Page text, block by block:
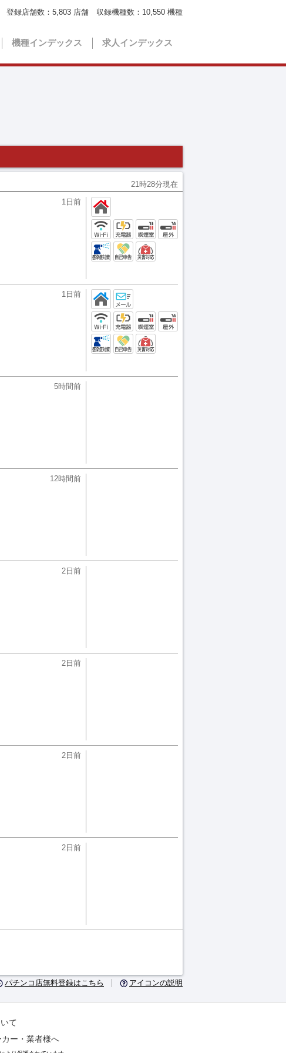
機種インデックス 求人インデックス
登録店舗数： 5,803 店舗 収録機種数： 10,550 機種
21時28分現在
1日前
1日前
5時間前
12時間前
2日前
2日前
2日前
2日前
パチンコ店無料登録はこちら アイコンの説明
て
カー・業者様へ